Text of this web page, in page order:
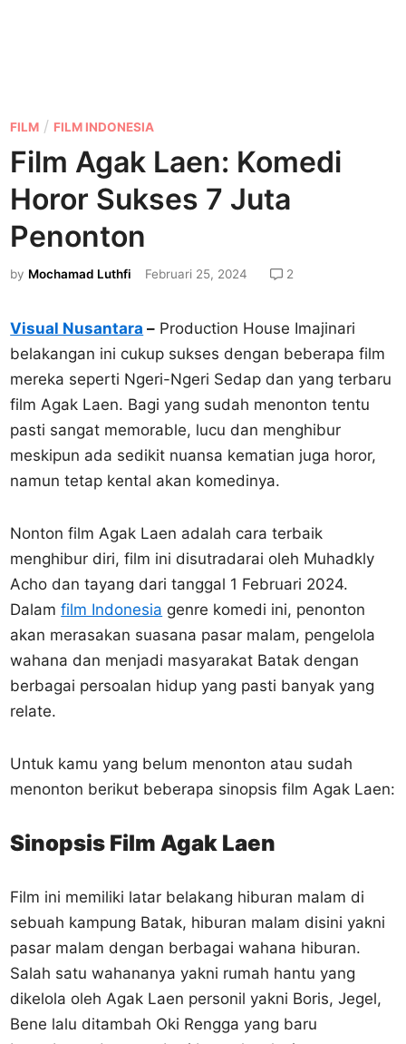
P
o
s
e
d
i
FILM / FILM INDONESIA
Film Agak Laen: Komedi
Horor Sukses 7 Juta
Penonton
by Mochamad Luthfi Februari 25, 2024 2
Visual Nusantara – Production House Imajinari
belakangan ini cukup sukses dengan beberapa film
mereka seperti Ngeri-Ngeri Sedap dan yang terbaru
film Agak Laen. Bagi yang sudah menonton tentu
pasti sangat memorable, lucu dan menghibur
meskipun ada sedikit nuansa kematian juga horor,
namun tetap kental akan komedinya.
Nonton film Agak Laen adalah cara terbaik
menghibur diri, film ini disutradarai oleh Muhadkly
Acho dan tayang dari tanggal 1 Februari 2024.
Dalamfilm Indonesia genre komedi ini, penonton
akan merasakan suasana pasar malam, pengelola
wahana dan menjadi masyarakat Batak dengan
berbagai persoalan hidup yang pasti banyak yang
relate.
Untuk kamu yang belum menonton atau sudah
menonton berikut beberapa sinopsis film Agak Laen:
Sinopsis Film Agak Laen
Film ini memiliki latar belakang hiburan malam di
sebuah kampung Batak, hiburan malam disini yakni
pasar malam dengan berbagai wahana hiburan.
Salah satu wahananya yakni rumah hantu yang
dikelola oleh Agak Laen personil yakni Boris, Jegel,
Bene lalu ditambah Oki Rengga yang baru